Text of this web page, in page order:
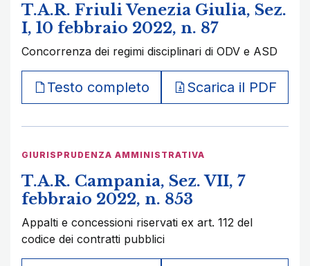
T.A.R. Friuli Venezia Giulia, Sez.
I, 10 febbraio 2022, n. 87
Concorrenza dei regimi disciplinari di ODV e ASD
Testo completo Scarica il PDF
GIURISPRUDENZA AMMINISTRATIVA
T.A.R. Campania, Sez. VII, 7
febbraio 2022, n. 853
Appalti e concessioni riservati ex art. 112 del
codice dei contratti pubblici